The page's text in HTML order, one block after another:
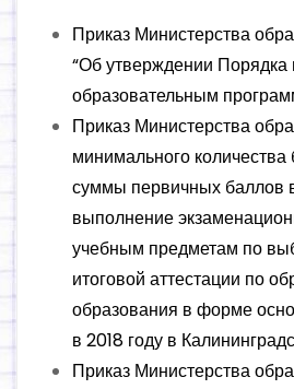
Приказ Министерства
“Об утверждении Порядка
образовательным
Приказ Министерства
минимального
суммы первичных баллов
выполнение
учебным предметам по
итоговой аттестации по
образования в форме
в 2018 году в
Приказ Министерства